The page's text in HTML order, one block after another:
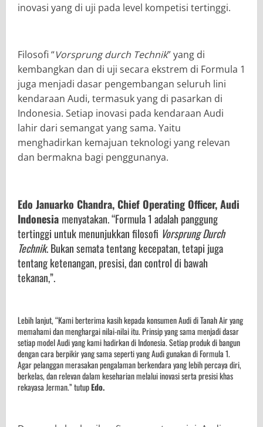
inovasi yang di uji pada level kompetisi tertinggi.
Filosofi “Vorsprung durch Technik” yang di
kembangkan dan di uji secara ekstrem di Formula 1
juga menjadi dasar pengembangan seluruh lini
kendaraan Audi, termasuk yang di pasarkan di
Indonesia. Setiap inovasi pada kendaraan Audi
lahir dari semangat yang sama. Yaitu
menghadirkan kemajuan teknologi yang relevan
dan bermakna bagi penggunanya.
Edo Januarko Chandra, Chief Operating Officer, Audi
Indonesia menyatakan. “Formula 1 adalah panggung
tertinggi untuk menunjukkan filosofi Vorsprung Durch
Technik. Bukan semata tentang kecepatan, tetapi juga
tentang ketenangan, presisi, dan control di bawah
tekanan,”.
Lebih lanjut, “Kami berterima kasih kepada konsumen Audi di Tanah Air yang
memahami dan menghargai nilai-nilai itu. Prinsip yang sama menjadi dasar
setiap model Audi yang kami hadirkan di Indonesia. Setiap produk di bangun
dengan cara berpikir yang sama seperti yang Audi gunakan di Formula 1.
Agar pelanggan merasakan pengalaman berkendara yang lebih percaya diri,
berkelas, dan relevan dalam keseharian melalui inovasi serta presisi khas
rekayasa Jerman.” tutupEdo.